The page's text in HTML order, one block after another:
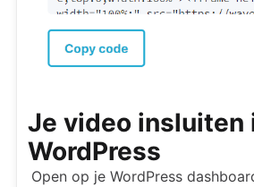
Je video insluiten
WordPress
Open op je WordPress